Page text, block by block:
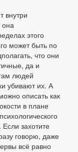
внутри
она
этого
может быть по
что они
да и
людей
убивают их. А
описать как
в плане
захотите
говорю, даже
всё равно